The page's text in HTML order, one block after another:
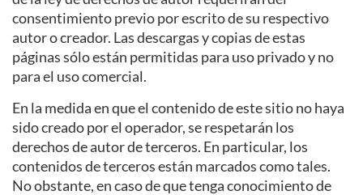
consentimiento previo por escrito de su respectivo
autor o creador. Las descargas y copias de estas
páginas sólo están permitidas para uso privado y no
para el uso comercial.
En la medida en que el contenido de este sitio no haya
sido creado por el operador, se respetarán los
derechos de autor de terceros. En particular, los
contenidos de terceros están marcados como tales.
No obstante, en caso de que tenga conocimiento de